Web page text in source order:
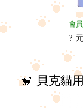
會
?
貝克貓